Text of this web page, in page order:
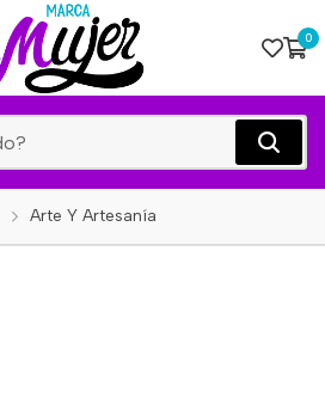
0
Arte Y Artesanía